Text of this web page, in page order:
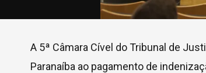
A 5ª Câmara Cível do Tribunal de
Paranaíba ao pagamento de